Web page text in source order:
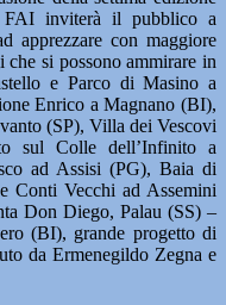
inviterà il pubblico a
apprezzare con maggiore
che si possono ammirare in
e Parco di Masino a
Enrico a Magnano (BI),
(SP), Villa dei Vescovi
sul Colle dell’Infinito a
ad Assisi (PG), Baia di
Conti Vecchi ad Assemini
Don Diego, Palau (SS) –
(BI), grande progetto di
da Ermenegildo Zegna e